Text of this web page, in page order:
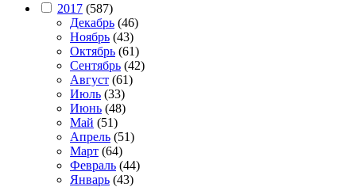
2017 (587)
Декабрь (46)
Ноябрь (43)
Октябрь (61)
Сентябрь (42)
Август (61)
Июль (33)
Июнь (48)
Май (51)
Апрель (51)
Март (64)
Февраль (44)
Январь (43)